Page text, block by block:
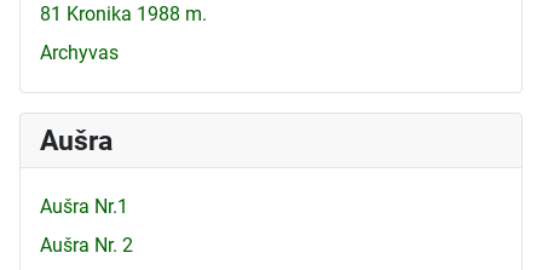
81 Kronika 1988 m.
Archyvas
Aušra
Aušra Nr.1
Aušra Nr. 2